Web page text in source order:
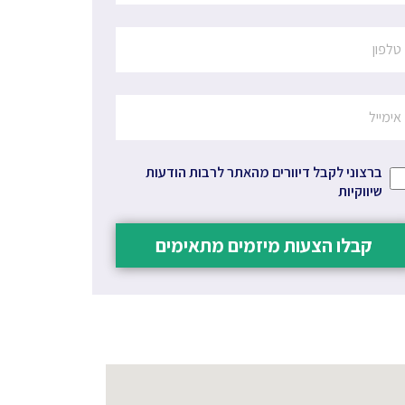
ברצוני לקבל דיוורים מהאתר לרבות הודעות
שיווקיות
קבלו הצעות מיזמים מתאימים